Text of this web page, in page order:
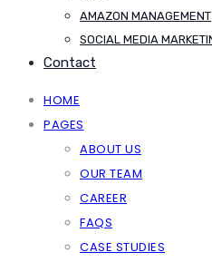
AMAZON MANAGEMENT
SOCIAL MEDIA
Contact
HOME
PAGES
ABOUT US
OUR TEAM
CAREER
FAQS
CASE STUDIES